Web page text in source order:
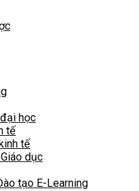
học
tế
tế
dục
tạo E-Learning